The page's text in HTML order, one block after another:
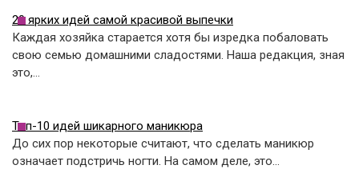
20 ярких идей самой красивой выпечки
Каждая хозяйка старается хотя бы изредка побаловать
свою семью домашними сладостями. Наша редакция, зная
это,…
Топ-10 идей шикарного маникюра
До сих пор некоторые считают, что сделать маникюр
означает подстричь ногти. На самом деле, это…